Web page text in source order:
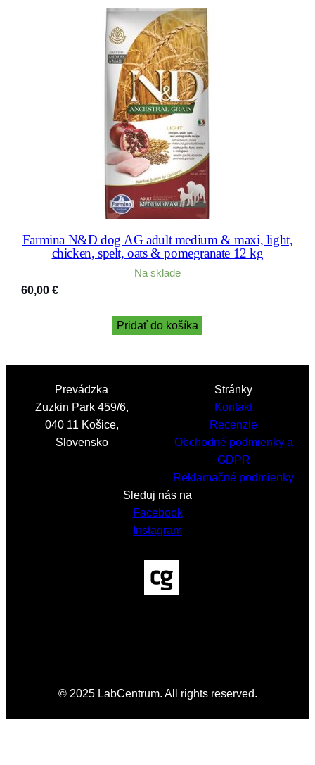
Farmina N&D dog AG adult medium & maxi, light,
chicken, spelt, oats & pomegranate 12 kg
Na sklade
60,00 €
Pridať do košíka
Prevádzka
Zuzkin Park 459/6,
040 11 Košice,
Slovensko
Stránky
Kontakt
Recenzie
Obchodné podmienky a
GDPR
Reklamačné podmienky
Sleduj nás na
Facebook
Instagram
© 2025 LabCentrum. All rights reserved.